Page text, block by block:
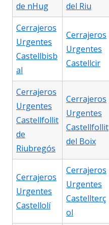
de nHug
del Riu
Cerrajeros
Urgentes
Castellbisb
al
Cerrajeros
Urgentes
Castellcir
Cerrajeros
Urgentes
Castellfollit
de
Riubregós
Cerrajeros
Urgentes
Castellfollit
del Boix
Cerrajeros
Urgentes
Castellolí
Cerrajeros
Urgentes
Castellterç
ol